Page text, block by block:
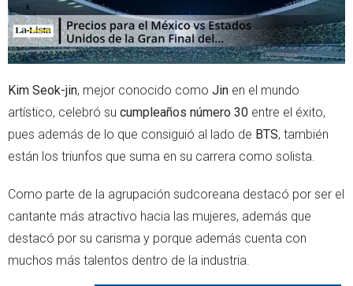
Kim Seok-jin, mejor conocido como Jin en el mundo
artístico, celebró su cumpleaños número 30 entre el éxito,
pues además de lo que consiguió al lado de BTS, también
están los triunfos que suma en su carrera como solista.
Como parte de la agrupación sudcoreana destacó por ser el
cantante más atractivo hacia las mujeres, además que
destacó por su carisma y porque además cuenta con
muchos más talentos dentro de la industria.